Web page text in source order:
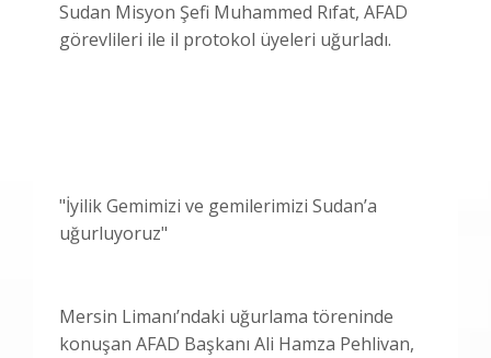
Sudan Misyon Şefi Muhammed Rıfat, AFAD
görevlileri ile il protokol üyeleri uğurladı.
"İyilik Gemimizi ve gemilerimizi Sudan’a
uğurluyoruz"
Mersin Limanı’ndaki uğurlama töreninde
konuşan AFAD Başkanı Ali Hamza Pehlivan,